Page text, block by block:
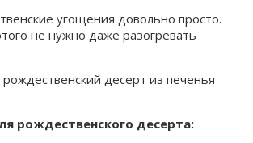
угощения довольно просто.
не нужно даже разогревать
десерт из печенья
рождественского десерта: